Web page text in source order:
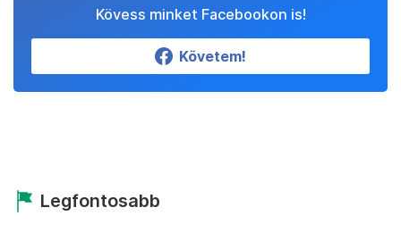
Kövess minket Facebookon is!
Követem!
Legfontosabb